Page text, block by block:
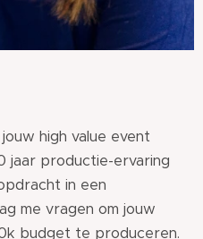
high value event
jaar productie-ervaring
in een
me vragen om jouw
budget te produceren.